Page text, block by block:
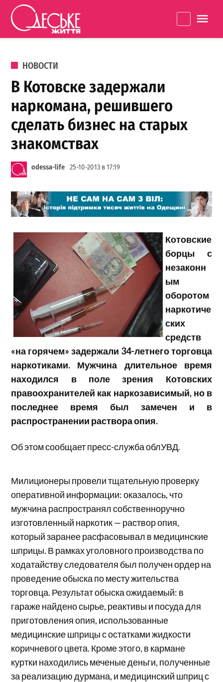
Перейти к содержанию
життя
ОПУБЛИКОВАНО В
НОВОСТИ
В Котовске задержали
наркомана, решившего
сделать бизнес на старых
знакомствах
odessa-life 25-10-2013 в 17:19
Котовские
борцы с
незаконн
ым
оборотом
наркотиче
ских
средств
«на горячем» задержали 34-летнего торговца
наркотиками. Мужчина длительное время
находился в поле зрения Котовских
правоохранителей как наркозависимый, но в
последнее время был замечен и в
распространении раствора опия.
Об этом сообщает пресс-служба облУВД.
Милиционеры провели тщательную проверку
оперативной информации: оказалось, что
мужчина распространял собственноручно
изготовленный наркотик — раствор опия,
который заранее расфасовывал в медицинские
шприцы. В рамках уголовного производства по
ходатайству следователя был получен ордер на
проведение обыска по месту жительства
торговца. Результат обыска ожидаемый: в
гараже найдено сырье, реактивы и посуда для
приготовления опия, использованные
медицинские шприцы с остатками жидкости
коричневого цвета. Кроме этого, в кармане
куртки находились меченые деньги, полученные
за реализацию дурмана, и медицинский шприц с